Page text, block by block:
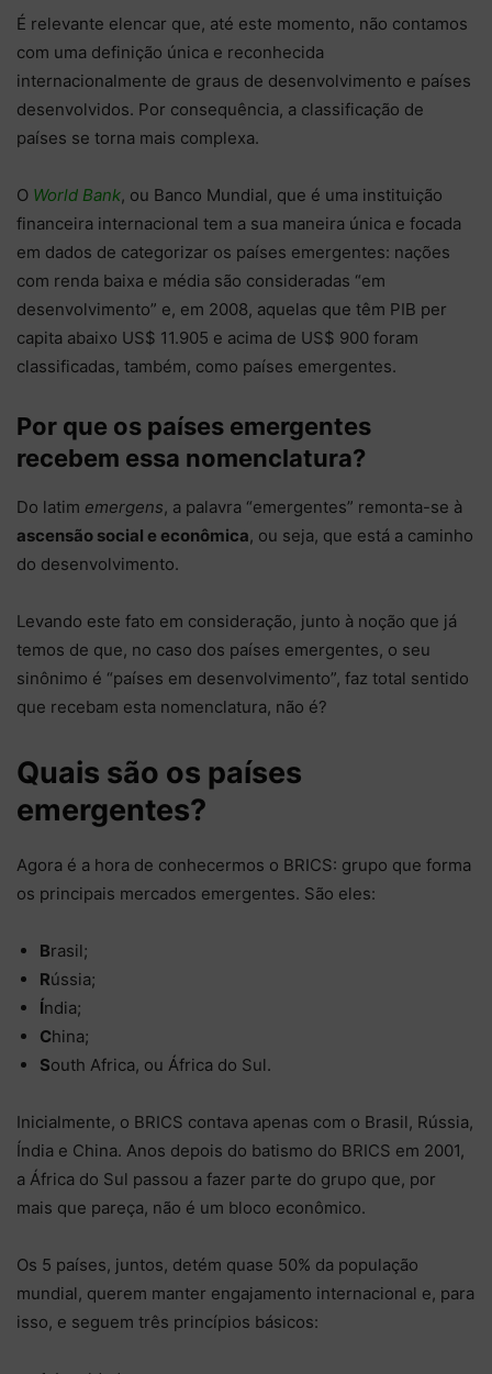
É relevante elencar que, até este momento, não contamos
com uma definição única e reconhecida
internacionalmente de graus de desenvolvimento e países
desenvolvidos. Por consequência, a classificação de
países se torna mais complexa.
O World Bank, ou Banco Mundial, que é uma instituição
financeira internacional tem a sua maneira única e focada
em dados de categorizar os países emergentes: nações
com renda baixa e média são consideradas “em
desenvolvimento” e, em 2008, aquelas que têm PIB per
capita abaixo US$ 11.905 e acima de US$ 900 foram
classificadas, também, como países emergentes.
Por que os países emergentes
recebem essa nomenclatura?
Do latim emergens, a palavra “emergentes” remonta-se à
ascensão social e econômica, ou seja, que está a caminho
do desenvolvimento.
Levando este fato em consideração, junto à noção que já
temos de que, no caso dos países emergentes, o seu
sinônimo é “países em desenvolvimento”, faz total sentido
que recebam esta nomenclatura, não é?
Quais são os países
emergentes?
Agora é a hora de conhecermos o BRICS: grupo que forma
os principais mercados emergentes. São eles:
Brasil;
Rússia;
Índia;
China;
South Africa, ou África do Sul.
Inicialmente, o BRICS contava apenas com o Brasil, Rússia,
Índia e China. Anos depois do batismo do BRICS em 2001,
a África do Sul passou a fazer parte do grupo que, por
mais que pareça, não é um bloco econômico.
Os 5 países, juntos, detém quase 50% da população
mundial, querem manter engajamento internacional e, para
isso, e seguem três princípios básicos: